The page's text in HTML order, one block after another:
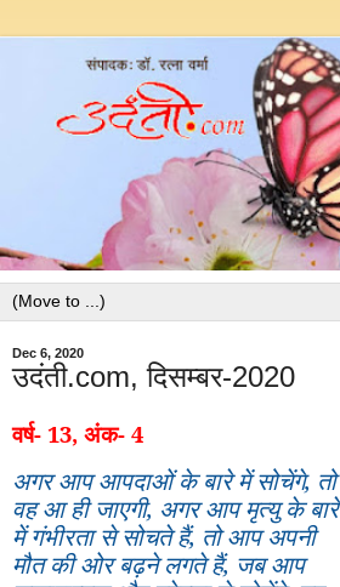
Dec 6, 2020
उदंती.com, दिसम्बर-2020
वर्ष- 13, अंक- 4
अगर आप आपदाओं के बारे में सोचेंगे, तो
वह आ ही जाएगी, अगर आप मृत्यु के बारे
में गंभीरता से सोचते हैं, तो आप अपनी
मौत की ओर बढ़ने लगते हैं, जब आप